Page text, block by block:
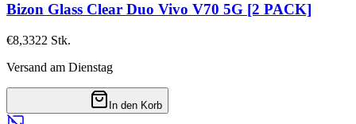
Bizon Glass Clear Duo Vivo V70 5G [2 PACK]
€8,3322 Stk.
Versand am Dienstag
In den Korb